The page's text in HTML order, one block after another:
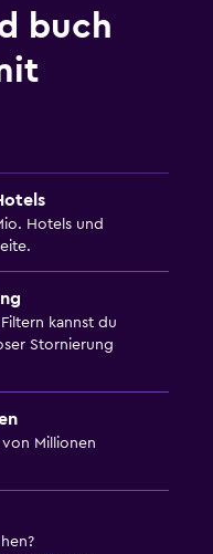
buch
Hotels und
kannst du
Stornierung
Millionen